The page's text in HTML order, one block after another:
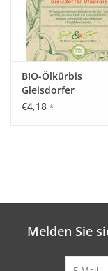
BIO-Ölkürbis
Gleisdorfer
€4,18 *
Melden Sie